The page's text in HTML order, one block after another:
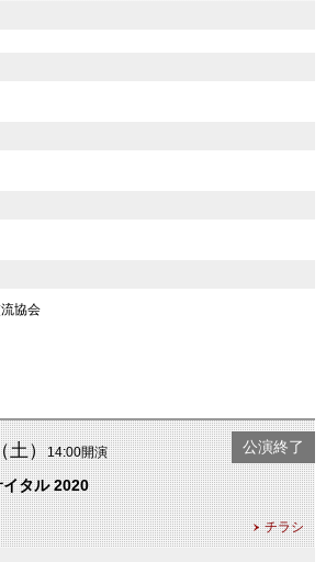
協会
土）14:00開演
タル 2020
チラシ
公演終了